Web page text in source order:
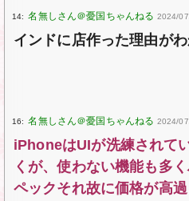
14: 2024/
インドに店作った理由が
16: 2024/
iPhoneはUIが洗練されて
くが、使わない機能も多
ペックそれ故に価格が高